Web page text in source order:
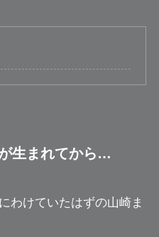
生まれてから…
わけていたはずの山崎ま